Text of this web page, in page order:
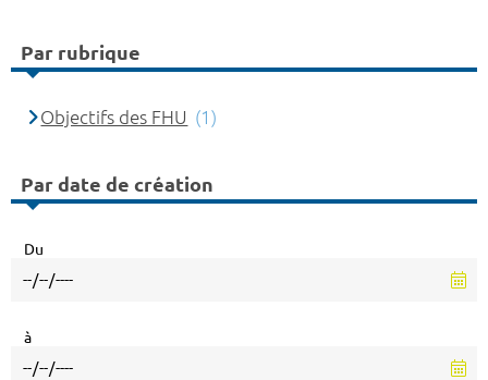
Par rubrique
Objectifs des FHU (1)
Par date de création
Du
à